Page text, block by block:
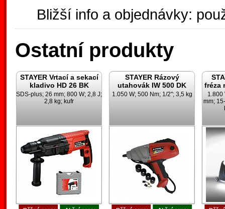
Bližší info a objednávky:
Ostatní produkty
STAYER Vrtací a sekací
kladivo HD 26 BK
SDS-plus; 26 mm; 800 W; 2,8 J;
2,8 kg; kufr
STAYER Rázový
utahovák IW 500 DK
1.050 W; 500 Nm; 1/2"; 3,5 kg
fréza
1.800
mm;